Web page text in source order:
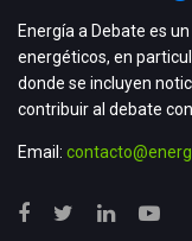
Energía a Debate es
energéticos, en
donde se incluyen
contribuir al debate
Email: